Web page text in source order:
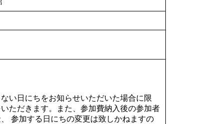
い日にちをお知らせいただいた場合に限
ただきます。また、参加費納入後の参加者
参加する日にちの変更は致しかねますの